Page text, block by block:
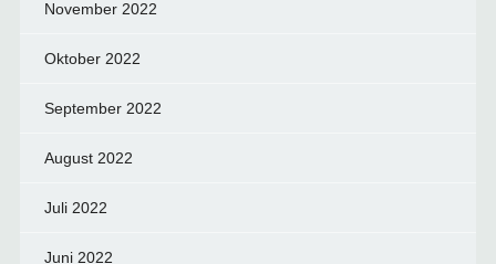
November 2022
Oktober 2022
September 2022
August 2022
Juli 2022
Juni 2022